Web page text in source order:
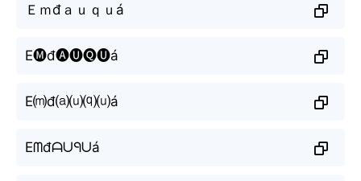
Ｅｍđａｕｑｕá
E🅜đ🅐🅤🅠🅤á
E⒨đ⒜⒰⒬⒰á
Eᗰđᗩᑌᑫᑌá